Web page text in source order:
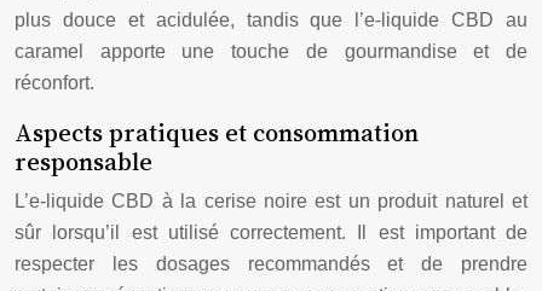
plus douce et acidulée, tandis que l’e-liquide CBD au
caramel apporte une touche de gourmandise et de
réconfort.
Aspects pratiques et consommation
responsable
L’e-liquide CBD à la cerise noire est un produit naturel et
sûr lorsqu’il est utilisé correctement. Il est important de
respecter les dosages recommandés et de prendre